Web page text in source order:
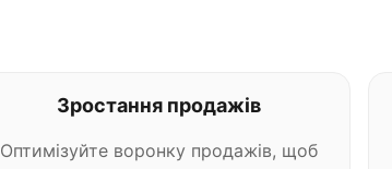
Зростання продажів
Оптимізуйте воронку продажів, щоб